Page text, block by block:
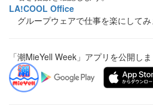
LA!COOL Office
グループウェアで仕事を楽にしてみ
「潮MieYell Week」アプリを公開し